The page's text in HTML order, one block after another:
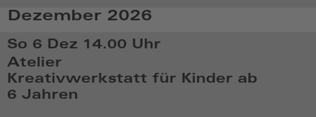
So,
Nov
29
2026,
14:11
Dezember 2026
So 6 Dez 14.00 Uhr
Atelier
Kreativwerkstatt für Kinder ab
6 Jahren